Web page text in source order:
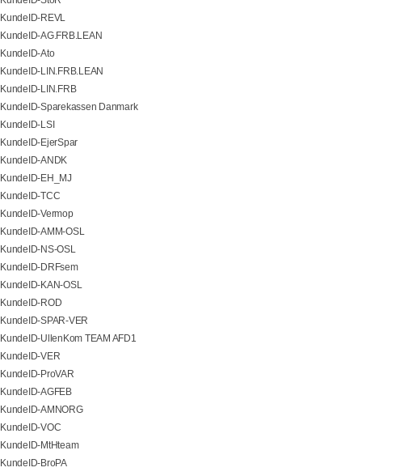
KundeID-REVL
KundeID-AG.FRB.LEAN
KundeID-Ato
KundeID-LIN.FRB.LEAN
KundeID-LIN.FRB
KundeID-Sparekassen Danmark
KundeID-LSI
KundeID-EjerSpar
KundeID-ANDK
KundeID-EH_MJ
KundeID-TCC
KundeID-Vermop
KundeID-AMM-OSL
KundeID-NS-OSL
KundeID-DRFsem
KundeID-KAN-OSL
KundeID-ROD
KundeID-SPAR-VER
KundeID-UllenKom TEAM AFD1
KundeID-VER
KundeID-ProVAR
KundeID-AGFEB
KundeID-AMNORG
KundeID-VOC
KundeID-MtHteam
KundeID-BroPA